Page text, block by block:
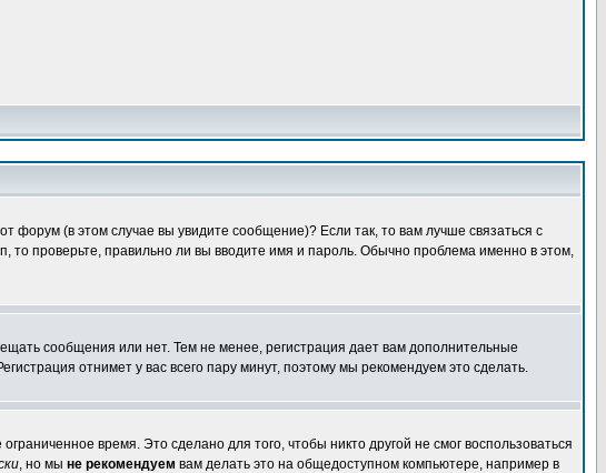
форум (в этом случае вы увидите сообщение)? Если так, то вам лучше связаться с
проверьте, правильно ли вы вводите имя и пароль. Обычно проблема именно в этом,
сообщения или нет. Тем не менее, регистрация дает вам дополнительные
отнимет у вас всего пару минут, поэтому мы рекомендуем это сделать.
время. Это сделано для того, чтобы никто другой не смог воспользоваться
, но мы не рекомендуем вам делать это на общедоступном компьютере, например в